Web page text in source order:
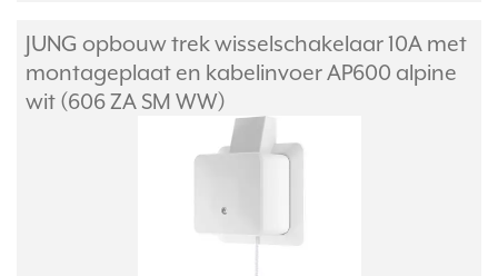
JUNG opbouw trek wisselschakelaar 10A met
montageplaat en kabelinvoer AP600 alpine
wit (606 ZA SM WW)